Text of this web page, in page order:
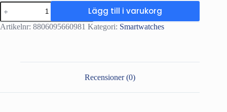
Watch
Samsung
Galaxy
Watch
mängd
Lägg till i varukorg
Artikelnr: 8806095660981 Kategori: Smartwatches
Recensioner (0)